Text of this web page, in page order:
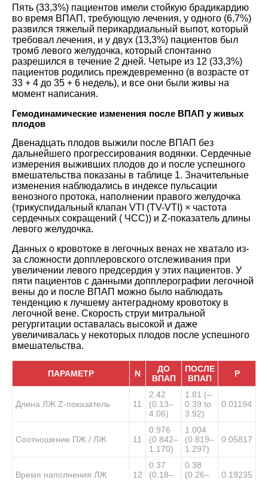
Пять (33,3%) пациентов имели стойкую брадикардию
во время ВПАП, требующую лечения, у одного (6,7%)
развился тяжелый перикардиальный выпот, который
требовал лечения, и у двух (13,3%) пациентов был
тромб левого желудочка, который спонтанно
разрешился в течение 2 дней. Четыре из 12 (33,3%)
пациентов родились преждевременно (в возрасте от
33 + 4 до 35 + 6 недель), и все они были живы на
момент написания.
Гемодинамические изменения после ВПАП у живых
плодов
Двенадцать плодов выжили после ВПАП без
дальнейшего прогрессирования водянки. Сердечные
измерения выживших плодов до и после успешного
вмешательства показаны в таблице 1. Значительные
изменения наблюдались в индексе пульсации
венозного протока, наполнении правого желудочка
(трикуспидальный клапан VTI (TV-VTI) × частота
сердечных сокращений ( ЧСС)) и Z-показатель длины
левого желудочка.
Данных о кровотоке в легочных венах не хватало из-
за сложности допплеровского отслеживания при
увеличении левого предсердия у этих пациентов. У
пяти пациентов с данными допплерографии легочной
вены до и после ВПАП можно было наблюдать
тенденцию к лучшему антеградному кровотоку в
легочной вене. Скорость струи митральной
регургитации оставалась высокой и даже
увеличивалась у некоторых плодов после успешного
вмешательства.
ПАРАМЕТР N
ДО
ВПАП
ПОСЛЕ
ВПАП
Р
Длина ЛЖ Z-показатель 11
2.42
(0.13–
4.06)
1.81 (–
0.39 to
3.92)
0.01194
Соотношение ПЖ / ЛЖ 11
0.976
(0.842–
1.170)
1.004
(0.819–
1.297)
0.05817
Время наполнения ЛЖ 12
0.37
(0.18–
0.38
(0.26–
0.19235